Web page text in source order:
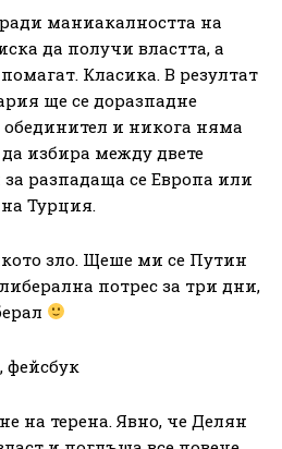
маниакалността на
да получи властта, а
Класика. В резултат
ще се доразпадне
обединител и никога няма
избира между двете
разпадаща се Европа или
Турция.
зло. Щеше ми се Путин
потрес за три дни,
фейсбук
на терена. Явно, че Делян